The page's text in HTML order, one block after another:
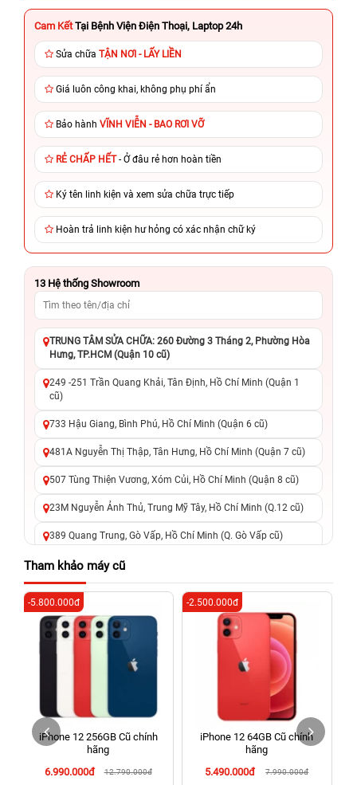
Cam Kết Tại Bệnh Viện Điện Thoại, Laptop 24h
Sửa chữa TẬN NƠI - LẤY LIỀN
Giá luôn công khai, không phụ phí ẩn
Bảo hành VĨNH VIỄN - BAO RƠI VỠ
RẺ CHẤP HẾT- Ở đâu rẻ hơn hoàn tiền
Ký tên linh kiện và xem sửa chữa trực tiếp
Hoàn trả linh kiện hư hỏng có xác nhận chữ ký
13 Hệ thống Showroom
TRUNG TÂM SỬA CHỮA: 260 Đường 3 Tháng 2, Phường Hòa
Hưng, TP.HCM (Quận 10 cũ)
249 -251 Trần Quang Khải, Tân Định, Hồ Chí Minh (Quận 1
cũ)
733 Hậu Giang, Bình Phú, Hồ Chí Minh (Quận 6 cũ)
481A Nguyễn Thị Thập, Tân Hưng, Hồ Chí Minh (Quận 7 cũ)
507 Tùng Thiện Vương, Xóm Củi, Hồ Chí Minh (Quận 8 cũ)
23M Nguyễn Ảnh Thủ, Trung Mỹ Tây, Hồ Chí Minh (Q.12 cũ)
389 Quang Trung, Gò Vấp, Hồ Chí Minh (Q. Gò Vấp cũ)
625 - 625A Âu Cơ, Tân Phú, Hồ Chí Minh (Quận Tân Phú cũ)
326 Lê Văn Việt, Tăng Nhơn Phú, Hồ Chí Minh (Q.9 TP. Thủ
Đức cũ)
256 Võ Văn Ngân, Thủ Đức, Hồ Chí Minh (Bình Thọ, TP. Thủ
70 Nguyễn An Ninh, Dĩ An, Hồ Chí Minh (Bình Dương Cũ)
24h Vũng Tàu: 162A Ba Cu, Vũng Tàu, Hồ Chí Minh (TP. Vũng
Tàu cũ)
198 Hoàng Văn Thụ, Tân Sơn Nhất, Hồ Chí Minh (Tân Bình
Tham khảo máy cũ
iPhone 12 256GB Cũ chính
hãng
6.990.000đ
12.790.000đ
-5.800.000đ
iPhone 12 64GB Cũ chính
hãng
5.490.000đ
7.990.000đ
-2.500.000đ